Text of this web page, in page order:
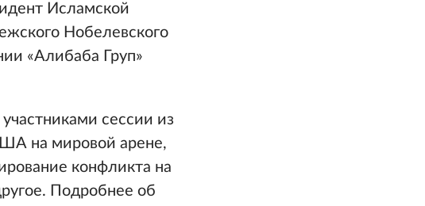
Исламской
Нобелевского
«Алибаба Груп»
сессии из
на мировой арене,
конфликта на
Подробнее об